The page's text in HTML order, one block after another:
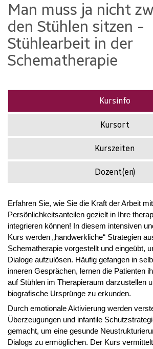
Man muss ja nicht
den Stühlen sitzen -
Stühlearbeit in der
Schematherapie
Kursinfo
Kursort
Kurszeiten
Dozent(en)
Erfahren Sie, wie Sie die Kraft der Arbeit mit
Persönlichkeitsanteilen gezielt in Ihre
integrieren können! In diesem intensiven
Kurs werden „handwerkliche“ Strategien
Schematherapie vorgestellt und eingeübt,
Dialoge aufzulösen. Häufig gefangen in
inneren Gesprächen, lernen die Patienten
auf Stühlen im Therapieraum darzustellen
biografische Ursprünge zu erkunden.
Durch emotionale Aktivierung werden
Überzeugungen und infantile
gemacht, um eine gesunde
Dialogs zu ermöglichen. Der Kurs